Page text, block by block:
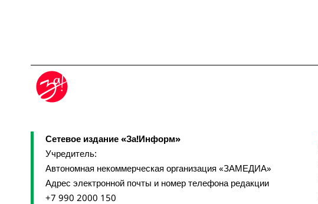
Сетевое издание «За!Информ»
Учредитель:
Автономная некоммерческая организация «ЗАМЕДИА»
Адрес электронной почты и номер телефона редакции
+7 990 2000 150